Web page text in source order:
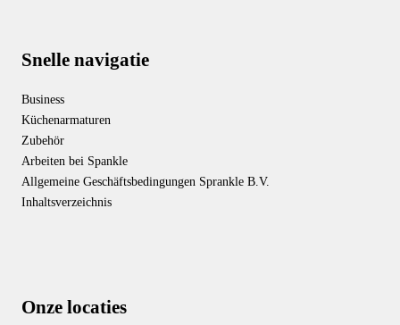
Snelle navigatie
Business
Küchenarmaturen
Zubehör
Arbeiten bei Spankle
Allgemeine Geschäftsbedingungen Sprankle B.V.
Inhaltsverzeichnis
Onze locaties